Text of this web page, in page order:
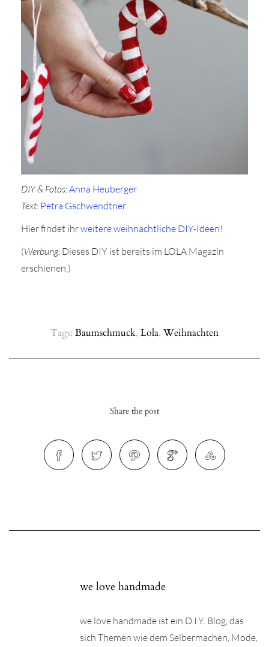
DIY & Fotos:Anna Heuberger
Text: Petra Gschwendtner
Hier findet ihrweitere weihnachtliche DIY-Ideen!
(Werbung: Dieses DIY ist bereits im LOLA Magazin
erschienen.)
Tags: Baumschmuck, Lola, Weihnachten
Share the post
we love handmade
we love handmade ist ein D.I.Y. Blog, das
sich Themen wie dem Selbermachen, Mode,